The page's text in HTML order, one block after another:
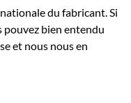
du fabricant. Si
pouvez bien entendu
et nous nous en